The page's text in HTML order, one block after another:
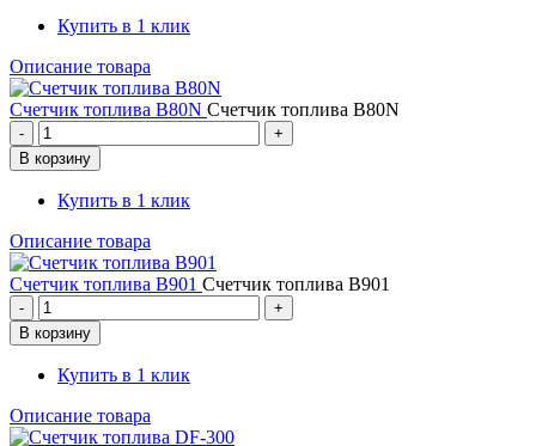
Купить в 1 клик
Описание товара
Счетчик топлива B80N Счетчик топлива B80N
Купить в 1 клик
Описание товара
Счетчик топлива B901 Счетчик топлива B901
Купить в 1 клик
Описание товара